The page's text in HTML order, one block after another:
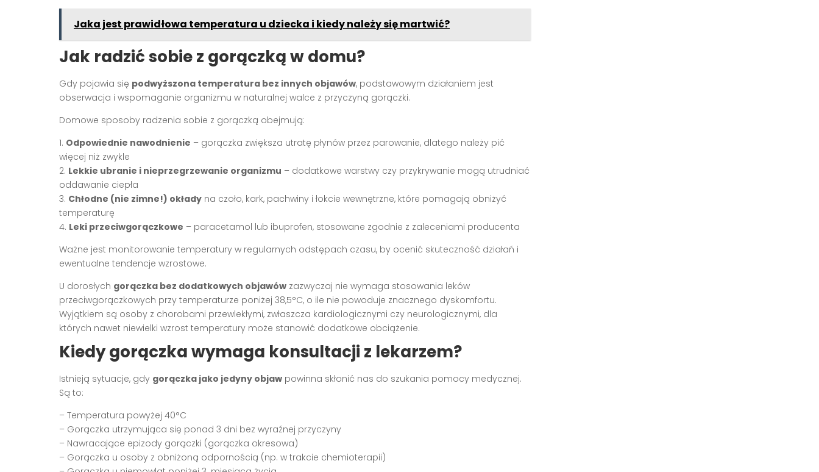
Jaka jest prawidłowa temperatura u dziecka i kiedy należy się martwić?
Jak radzić sobie z gorączką w domu?
Gdy pojawia się podwyższona temperatura bez innych objawów, podstawowym działaniem jest
obserwacja i wspomaganie organizmu w naturalnej walce z przyczyną gorączki.
Domowe sposoby radzenia sobie z gorączką obejmują:
1. Odpowiednie nawodnienie – gorączka zwiększa utratę płynów przez parowanie, dlatego należy pić
więcej niż zwykle
2. Lekkie ubranie i nieprzegrzewanie organizmu – dodatkowe warstwy czy przykrywanie mogą utrudniać
oddawanie ciepła
3. Chłodne (nie zimne!) okłady na czoło, kark, pachwiny i łokcie wewnętrzne, które pomagają obniżyć
temperaturę
4. Leki przeciwgorączkowe – paracetamol lub ibuprofen, stosowane zgodnie z zaleceniami producenta
Ważne jest monitorowanie temperatury w regularnych odstępach czasu, by ocenić skuteczność działań i
ewentualne tendencje wzrostowe.
U dorosłych gorączka bez dodatkowych objawów zazwyczaj nie wymaga stosowania leków
przeciwgorączkowych przy temperaturze poniżej 38,5°C, o ile nie powoduje znacznego dyskomfortu.
Wyjątkiem są osoby z chorobami przewlekłymi, zwłaszcza kardiologicznymi czy neurologicznymi, dla
których nawet niewielki wzrost temperatury może stanowić dodatkowe obciążenie.
Kiedy gorączka wymaga konsultacji z lekarzem?
Istnieją sytuacje, gdy gorączka jako jedyny objaw powinna skłonić nas do szukania pomocy medycznej.
Są to:
– Temperatura powyżej 40°C
– Gorączka utrzymująca się ponad 3 dni bez wyraźnej przyczyny
– Nawracające epizody gorączki (gorączka okresowa)
– Gorączka u osoby z obniżoną odpornością (np. w trakcie chemioterapii)